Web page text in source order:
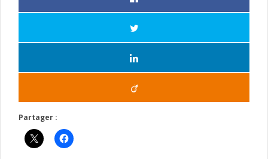
Partager :